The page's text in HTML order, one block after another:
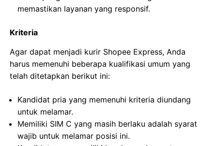
memastikan layanan yang responsif.
Kriteria
Agar dapat menjadi kurir Shopee Express, Anda
harus memenuhi beberapa kualifikasi umum yang
telah ditetapkan berikut ini:
Kandidat pria yang memenuhi kriteria diundang
untuk melamar.
Memiliki SIM C yang masih berlaku adalah syarat
wajib untuk melamar posisi ini.